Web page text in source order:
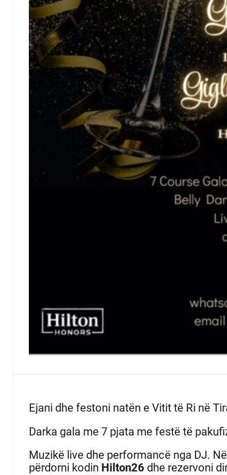
Ejani dhe festoni natën e Vitit të Ri në
Darka gala me 7 pjata me festë të
Muzikë live dhe performancë nga DJ.
përdorni kodin Hilton26 dhe rezervoni